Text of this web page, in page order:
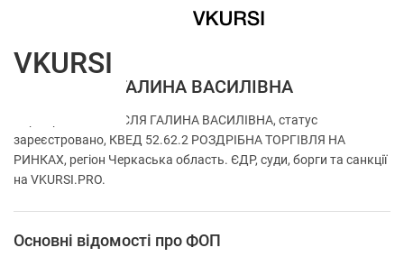
ФОП ТЕСЛЯ ГАЛИНА ВАСИЛІВНА
Перевірка ФОП ТЕСЛЯ ГАЛИНА ВАСИЛІВНА, статус
зареєстровано, КВЕД 52.62.2 РОЗДРІБНА ТОРГІВЛЯ НА
РИНКАХ, регіон Черкаська область. ЄДР, суди, борги та санкції
на VKURSI.PRO.
Основні відомості про ФОП
VKURSI